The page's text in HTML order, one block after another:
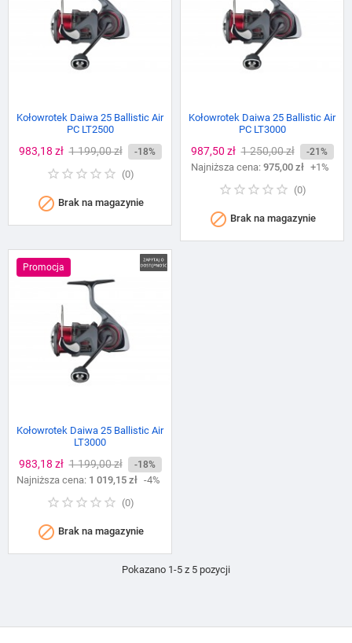
Kołowrotek Daiwa 25 Ballistic Air
PC LT2500
Cena
983,18 zł Cena
podstawowa
1 199,00 zł -18%
(0)
 Brak na magazynie
Kołowrotek Daiwa 25 Ballistic Air
PC LT3000
Cena
987,50 zł Cena
podstawowa
1 250,00 zł -21%
Najniższa cena: 975,00 zł +1%
(0)
 Brak na magazynie
Promocja
Kołowrotek Daiwa 25 Ballistic Air
LT3000
Cena
983,18 zł Cena
podstawowa
1 199,00 zł -18%
Najniższa cena: 1 019,15 zł -4%
(0)
 Brak na magazynie
Pokazano 1-5 z 5 pozycji